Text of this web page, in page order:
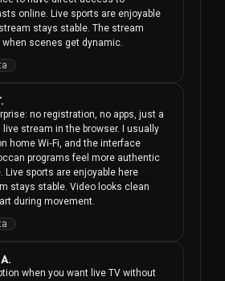
online. Live sports are enjoyable
stays stable. The stream
when scenes get dynamic.
no registration, no apps, just a
live stream in the browser. I usually
home Wi‑Fi, and the interface
programs feel more authentic
Live sports are enjoyable here
stays stable. Video looks clean
during movement.
when you want live TV without